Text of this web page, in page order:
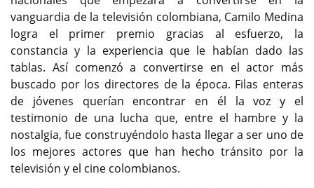
vanguardia de la televisión colombiana, Camilo Medina
logra el primer premio gracias al esfuerzo, la
constancia y la experiencia que le habían dado las
tablas. Así comenzó a convertirse en el actor más
buscado por los directores de la época. Filas enteras
de jóvenes querían encontrar en él la voz y el
testimonio de una lucha que, entre el hambre y la
nostalgia, fue construyéndolo hasta llegar a ser uno de
los mejores actores que han hecho tránsito por la
televisión y el cine colombianos.